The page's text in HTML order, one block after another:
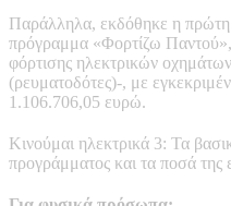
Παράλληλα, εκδόθηκε η
πρόγραμμα «Φορτίζω
φόρτισης ηλεκτρικών
(ρευματοδότες)-, με
1.106.706,05 ευρώ.
Κινούμαι ηλεκτρικά 3: Τα
προγράμματος και τα ποσά της